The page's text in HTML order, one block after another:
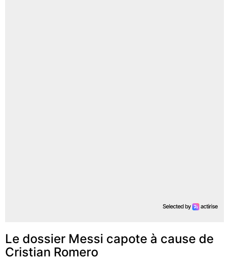
Le dossier Messi capote à cause de
Cristian Romero